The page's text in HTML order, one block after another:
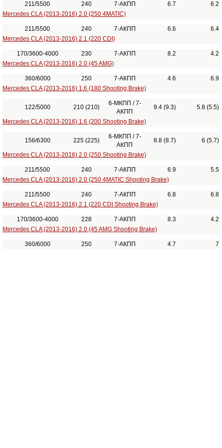
211/5500 240 7-АКПП 6.7
6.2
Mercedes CLA (2013-2016) 2.0 (250 4MATIC)
211/5500 240 7-АКПП 6.6
6.4
Mercedes CLA (2013-2016) 2.1 (220 CDI)
170/3600-4000 230 7-АКПП 8.2
4.2
Mercedes CLA (2013-2016) 2.0 (45 AMG)
360/6000 250 7-АКПП 4.6
6.9
Mercedes CLA (2013-2016) 1.6 (180 Shooting Brake)
122/5000 210 (210)
6-МКПП / 7-
АКПП
9.4 (9.3) 5.8 (5.5)
Mercedes CLA (2013-2016) 1.6 (200 Shooting Brake)
156/6300 225 (225)
6-МКПП / 7-
АКПП
8.8 (8.7) 6 (5.7)
Mercedes CLA (2013-2016) 2.0 (250 Shooting Brake)
211/5500 240 7-АКПП 6.9
5.5
Mercedes CLA (2013-2016) 2.0 (250 4MATIC Shooting Brake)
211/5500 240 7-АКПП 6.8
6.8
Mercedes CLA (2013-2016) 2.1 (220 CDI Shooting Brake)
170/3600-4000 228 7-АКПП 8.3
4.2
Mercedes CLA (2013-2016) 2.0 (45 AMG Shooting Brake)
360/6000 250 7-АКПП 4.7 7